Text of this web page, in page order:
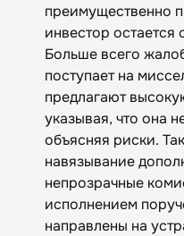
преимущественно
инвестор остается
Больше всего
поступает на
предлагают
указывая, что она
объясняя риски.
навязывание
непрозрачные
исполнением
направлены на